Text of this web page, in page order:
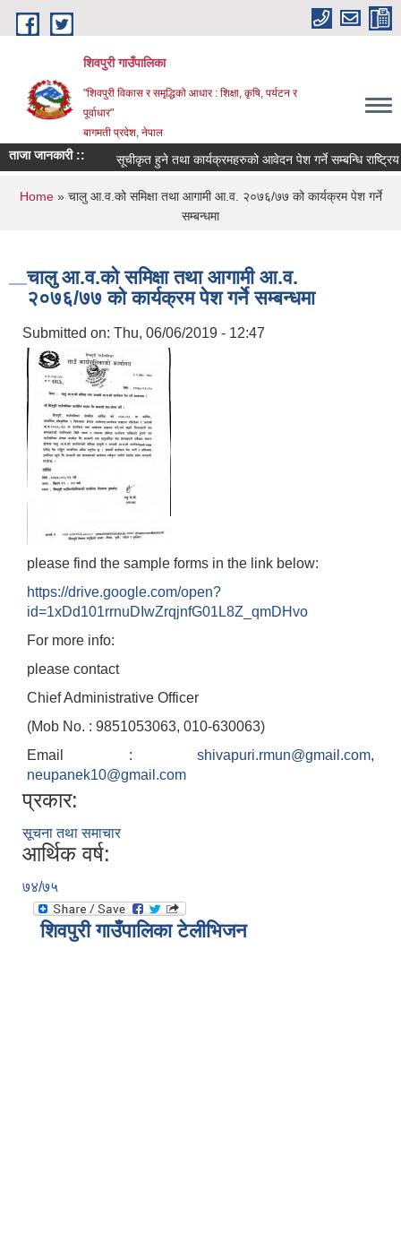
Skip to main content
शिवपुरी गाउँपालिका
"शिवपुरी विकास र समृद्धिको आधार : शिक्षा, कृषि, पर्यटन र
पूर्वाधार"
बागमती प्रदेश, नेपाल
ताजा जानकारी :: सूचीकृत हुने तथा कार्यक्रमहरुको आवेदन पेश गर्ने सम्बन्धि राष्ट्रिय
You are here
Home» चालु आ.व.को समिक्षा तथा आगामी आ.व. २०७६/७७ को कार्यक्रम पेश गर्ने
सम्बन्धमा
चालु आ.व.को समिक्षा तथा आगामी आ.व.
२०७६/७७ को कार्यक्रम पेश गर्ने सम्बन्धमा
Submitted on: Thu, 06/06/2019 - 12:47
please find the sample forms in the link below:
https://drive.google.com/open?
id=1xDd101rrnuDIwZrqjnfG01L8Z_qmDHvo
For more info:
please contact
Chief Administrative Officer
(Mob No. : 9851053063, 010-630063)
Email : shivapuri.rmun@gmail.com,
neupanek10@gmail.com
प्रकार:
सूचना तथा समाचार
आर्थिक वर्ष:
७४/७५
शिवपुरी गाउँपालिका टेलीभिजन